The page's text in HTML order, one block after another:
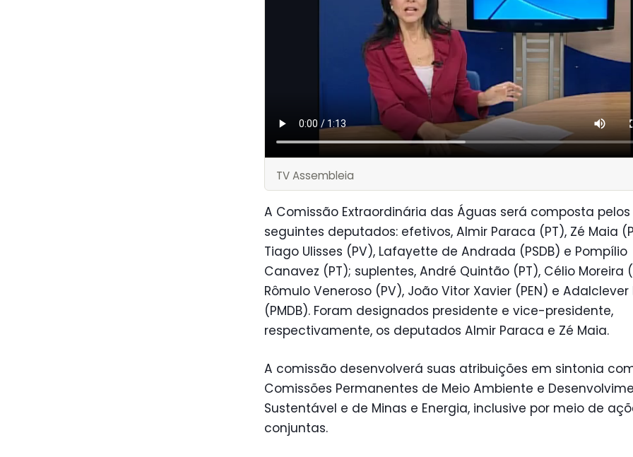
TV Assembleia
A Comissão Extraordinária das Águas será composta pelos
seguintes deputados: efetivos, Almir Paraca (PT), Zé Maia
Tiago Ulisses (PV), Lafayette de Andrada (PSDB) e Pompílio
Canavez (PT); suplentes, André Quintão (PT), Célio Moreira
Rômulo Veneroso (PV), João Vitor Xavier (PEN) e Adalclever
(PMDB). Foram designados presidente e vice-presidente,
respectivamente, os deputados Almir Paraca e Zé Maia.
A comissão desenvolverá suas atribuições em sintonia
Comissões Permanentes de Meio Ambiente e
Sustentável e de Minas e Energia, inclusive por meio de
conjuntas.